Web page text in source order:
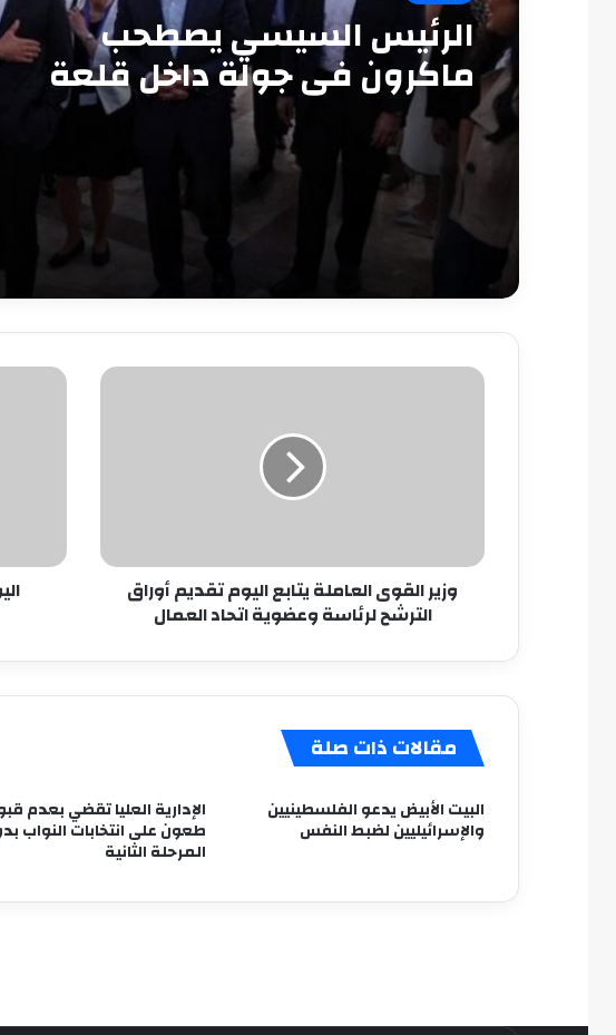
الرئيس السيسي يصطحب
ماكرون في جولة داخل قلعة
قايتباي بالإسكندرية
وزير
لرئاسة
وعضويةوزير القوى العاملة يتابع اليوم تقديم أوراق
الترشح لرئاسة وعضوية اتحاد العمال
اليوم..
النادى
مقالات ذات صلة
البيت الأبيض يدعو الفلسطينيين
والإسرائيليين لضبط النفس طعون على انتخابات النواب
المرحلة الثانية